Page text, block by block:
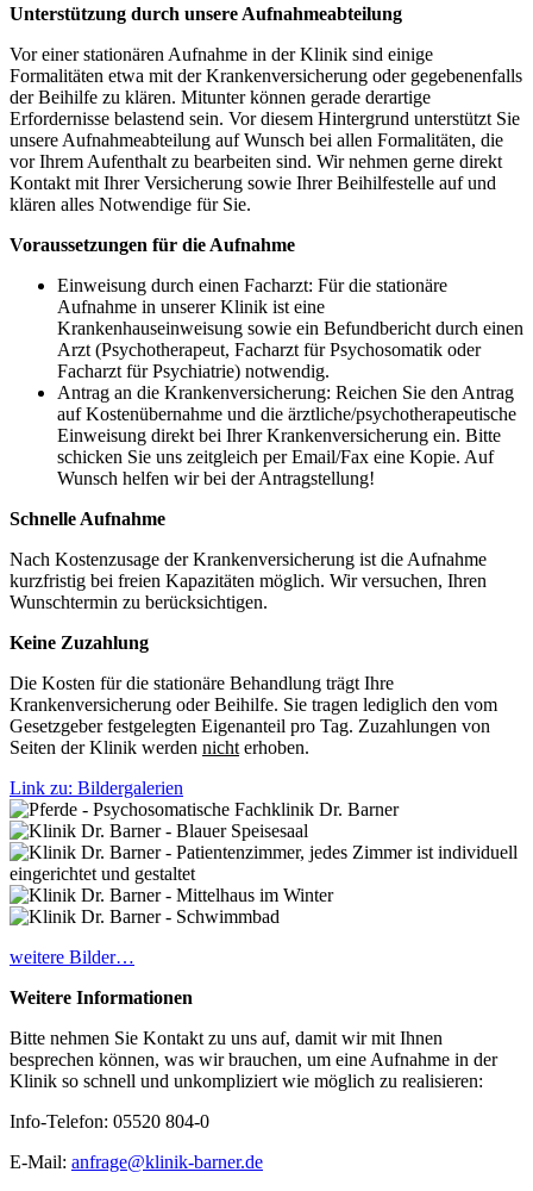
Unterstützung durch unsere Aufnahmeabteilung
Vor einer stationären Aufnahme in der Klinik sind einige
Formalitäten etwa mit der Krankenversicherung oder gegebenenfalls
der Beihilfe zu klären. Mitunter können gerade derartige
Erfordernisse belastend sein. Vor diesem Hintergrund unterstützt Sie
unsere Aufnahmeabteilung auf Wunsch bei allen Formalitäten, die
vor Ihrem Aufenthalt zu bearbeiten sind. Wir nehmen gerne direkt
Kontakt mit Ihrer Versicherung sowie Ihrer Beihilfestelle auf und
klären alles Notwendige für Sie.
Voraussetzungen für die Aufnahme
Einweisung durch einen Facharzt: Für die stationäre
Aufnahme in unserer Klinik ist eine
Krankenhauseinweisung sowie ein Befundbericht durch einen
Arzt (Psychotherapeut, Facharzt für Psychosomatik oder
Facharzt für Psychiatrie) notwendig.
Antrag an die Krankenversicherung: Reichen Sie den Antrag
auf Kostenübernahme und die ärztliche/psychotherapeutische
Einweisung direkt bei Ihrer Krankenversicherung ein. Bitte
schicken Sie uns zeitgleich per Email/Fax eine Kopie. Auf
Wunsch helfen wir bei der Antragstellung!
Schnelle Aufnahme
Nach Kostenzusage der Krankenversicherung ist die Aufnahme
kurzfristig bei freien Kapazitäten möglich. Wir versuchen, Ihren
Wunschtermin zu berücksichtigen.
Keine Zuzahlung
Die Kosten für die stationäre Behandlung trägt Ihre
Krankenversicherung oder Beihilfe. Sie tragen lediglich den vom
Gesetzgeber festgelegten Eigenanteil pro Tag. Zuzahlungen von
Seiten der Klinik werden nicht erhoben.
Link zu: Bildergalerien
weitere Bilder…
Weitere Informationen
Bitte nehmen Sie Kontakt zu uns auf, damit wir mit Ihnen
besprechen können, was wir brauchen, um eine Aufnahme in der
Klinik so schnell und unkompliziert wie möglich zu realisieren:
Info-Telefon: 05520 804-0
E-Mail: anfrage@klinik-barner.de